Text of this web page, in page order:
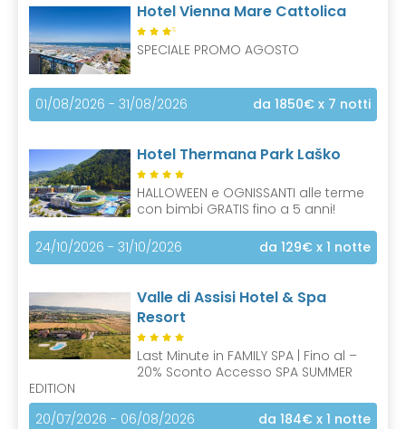
Hotel Vienna Mare Cattolica
S
SPECIALE PROMO AGOSTO
01/08/2026 - 31/08/2026 da 1850€ x 7 notti
Hotel Thermana Park Laško
HALLOWEEN e OGNISSANTI alle terme
con bimbi GRATIS fino a 5 anni!
24/10/2026 - 31/10/2026 da 129€ x 1 notte
Valle di Assisi Hotel & Spa
Resort
Last Minute in FAMILY SPA | Fino al –
20% Sconto Accesso SPA SUMMER
EDITION
20/07/2026 - 06/08/2026
da 184€ x 1 notte